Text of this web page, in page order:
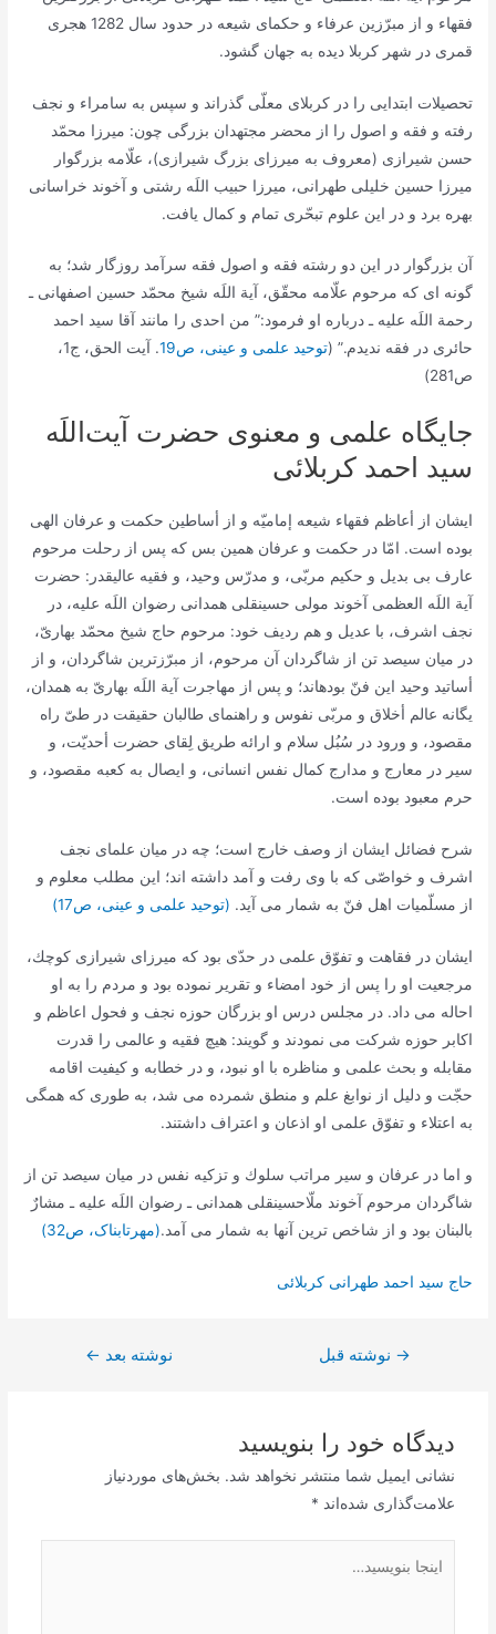
فقهاء و از مبرّزين عرفاء و حكماى شیعه در حدود سال 1282 هجری
قمری در شهر کربلا دیده به جهان گشود.
تحصیلات ابتدایی را در کربلای معلّی گذراند و سپس به سامراء و نجف
رفته و فقه و اصول را از محضر مجتهدان بزرگى چون: ميرزا محمّد
حسن شيرازى (معروف به ميرزاى بزرگ شیرازی)، علّامه بزرگوار
ميرزا حسين خليلى طهرانى، ميرزا حبيب اللَه رشتى و آخوند خراسانى
بهره برد و در اين علوم تبحّرى تمام و كمال يافت.
آن بزرگوار در اين دو رشته فقه و اصول فقه سرآمد روزگار شد؛ به‏
گونه‏ اى كه مرحوم علّامه محقّق، آية اللَه شيخ محمّد حسين اصفهانى ـ
رحمة اللَه عليه ـ درباره او فرمود:” من احدى را مانند آقا سيد احمد
حائرى در فقه نديدم.” (توحید علمی و عینی، ص19
. آیت الحق، ج1،
ص281)
جایگاه علمی و معنوی حضرت آیت‌اللَه
سید احمد کربلائی
ایشان از أعاظم فقهاء شيعه إماميّه و از أساطين حكمت و عرفان الهى
بوده است. امّا در حكمت و عرفان همين بس كه پس از رحلت مرحوم
عارف بى بديل و حكيم مربّى، و مدرّس وحيد، و فقيه عاليقدر: حضرت
آية اللَه العظمى آخوند مولى حسين‏قلى همدانى رضوان اللَه عليه، در
نجف اشرف، با عديل و هم رديف خود: مرحوم حاج شيخ محمّد بهارىّ،
در ميان سيصد تن از شاگردان آن مرحوم، از مبرّزترين شاگردان، و از
أساتيد وحيد اين فنّ بوده‏اند؛ و پس از مهاجرت آية اللَه بهارىّ به همدان‏،
يگانه عالم أخلاق و مربّى نفوس و راهنماى طالبان حقيقت در طىّ راه
مقصود، و ورود در سُبُل سلام‏ و ارائه طريق لِقاى حضرت أحديّت، و
سير در معارج و مدارج كمال نفس انسانى، و ايصال به كعبه مقصود، و
حرم معبود بوده است.
شرح فضائل ایشان از وصف خارج است؛ چه در ميان علماى نجف
اشرف و خواصّى كه با وى رفت و آمد داشته‏ اند؛ اين مطلب معلوم و
از مسلّميات اهل فنّ به شمار مى‏ آيد. (توحید علمی و عینی، ص17)
ایشان در فقاهت و تفوّق علمى در حدّى بود كه ميرزاى شيرازى كوچك،
مرجعيت او را پس از خود امضاء و تقرير نموده بود و مردم را به او
احاله مى ‏داد. در مجلس درس او بزرگان حوزه نجف و فحول اعاظم و
اكابر حوزه شركت مى ‏نمودند و گويند: هيچ فقيه و عالمى را قدرت
مقابله و بحث علمى و مناظره با او نبود، و در خطابه و كيفيت اقامه
حجّت و دليل از نوابغ علم و منطق شمرده مى‏ شد، به طورى كه همگى
به اعتلاء و تفوّق علمى او اذعان و اعتراف داشتند.
و اما در عرفان و سير مراتب سلوك و تزكيه نفس در ميان سيصد تن از
شاگردان مرحوم آخوند ملّاحسينقلى همدانى ـ رضوان اللَه عليه ـ مشارٌ
بالبنان بود و از شاخص ترین آنها به شمار می آمد.(مهرتابناک، ص32)
حاج سید احمد طهرانی کربلائی
راهبری
→ نوشته قبل نوشته بعد ←
دیدگاه‌ خود را بنویسید
نشانی ایمیل شما منتشر نخواهد شد. بخش‌های موردنیاز
علامت‌گذاری شده‌اند *
بنویسید…